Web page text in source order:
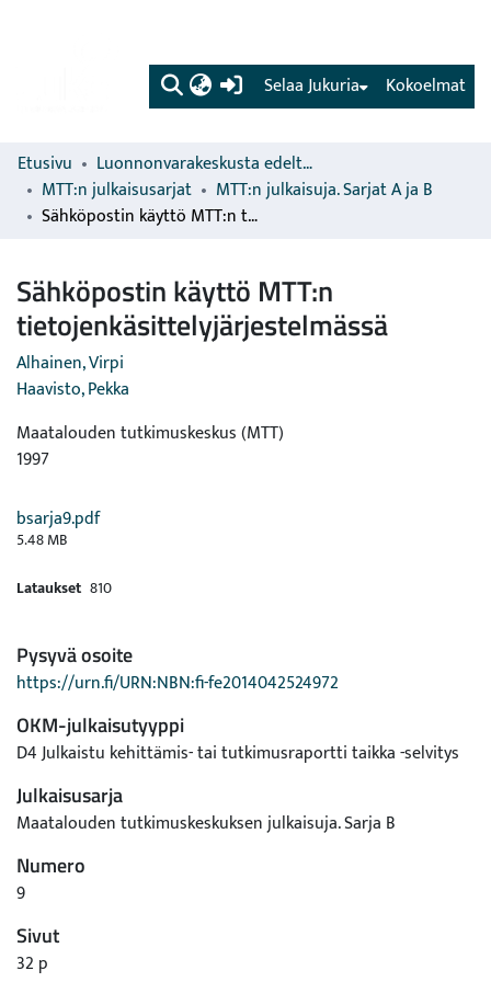
(current) Kokoelmat
Selaa Jukuria
Etusivu
Luonnonvarakeskusta edeltävien organisaatioiden sarjat
MTT:n julkaisusarjat
MTT:n julkaisuja. Sarjat A ja B
Sähköpostin käyttö MTT:n tietojenkäsittelyjärjestelmässä
Sähköpostin käyttö MTT:n
tietojenkäsittelyjärjestelmässä
Alhainen, Virpi
Haavisto, Pekka
Maatalouden tutkimuskeskus (MTT)
1997
bsarja9.pdf
5.48 MB
Lataukset 810
Pysyvä osoite
https://urn.fi/URN:NBN:fi-fe2014042524972
OKM-julkaisutyyppi
D4 Julkaistu kehittämis- tai tutkimusraportti taikka -selvitys
Julkaisusarja
Maatalouden tutkimuskeskuksen julkaisuja. Sarja B
Numero
9
Sivut
32 p